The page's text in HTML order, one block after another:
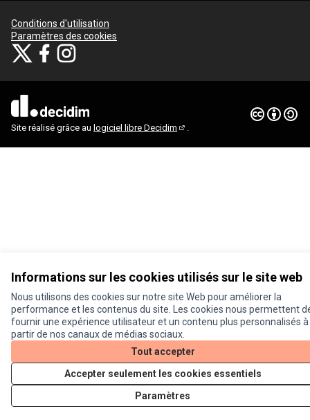
Informations sur les cookies utilisés sur le site web
Nous utilisons des cookies sur notre site Web pour améliorer la
performance et les contenus du site. Les cookies nous permettent
fournir une expérience utilisateur et un contenu plus personnalisés à
partir de nos canaux de médias sociaux.
Tout accepter
Accepter seulement les cookies essentiels
Paramètres
Conditions d'utilisation
Paramètres des cookies
Je participe ! sur X
Je participe ! sur Facebook
Je participe ! sur Instagram
(Lien externe)
Site réalisé grâce au logiciel libre Decidim .
Licence
(Lien